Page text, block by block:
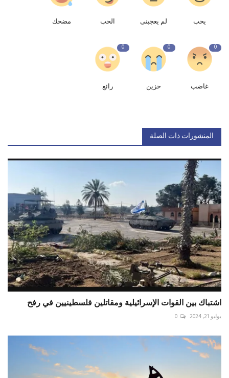
يحب لم يعجبنى الحب مضحك
0
غاضب
0
حزين
0
رائع
المنشورات ذات الصلة
اشتباك بين القوات الإسرائيلية ومقاتلين فلسطينيين في رفح
يوليو 21, 2024 0